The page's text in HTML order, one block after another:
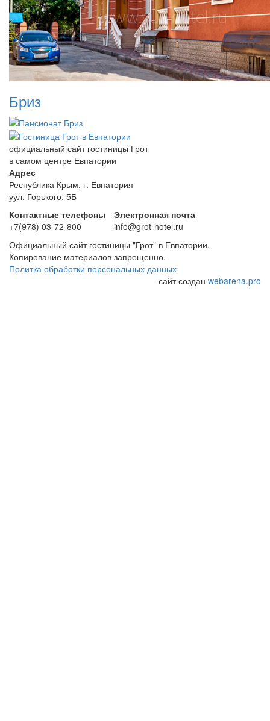
Бриз
официальный сайт гостиницы Грот
в самом центре Евпатории
Адрес
Республика Крым, г. Евпатория
уул. Горького, 5Б
Контактные телефоны
+7(978) 03-72-800
Электронная почта
info@grot-hotel.ru
Официальный сайт гостиницы "Грот" в Евпатории.
Копирование материалов запрещенно.
Политка обработки персональных данных
сайт создан webarena.pro